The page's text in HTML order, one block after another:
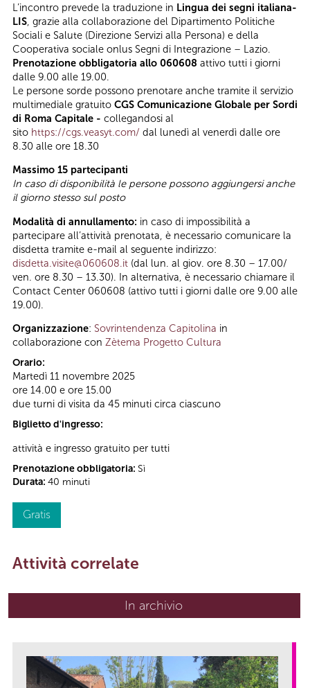
L’incontro prevede la traduzione in Lingua dei segni italiana-
LIS, grazie alla collaborazione del Dipartimento Politiche
Sociali e Salute (Direzione Servizi alla Persona) e della
Cooperativa sociale onlus Segni di Integrazione – Lazio.
Prenotazione obbligatoria allo 060608 attivo tutti i giorni
dalle 9.00 alle 19.00.
Le persone sorde possono prenotare anche tramite il servizio
multimediale gratuito CGS Comunicazione Globale per Sordi
di Roma Capitale - collegandosi al
sito https://cgs.veasyt.com/ dal lunedì al venerdì dalle ore
8.30 alle ore 18.30
Massimo 15 partecipanti
In caso di disponibilità le persone possono aggiungersi anche
il giorno stesso sul posto
Modalità di annullamento: in caso di impossibilità a
partecipare all’attività prenotata, è necessario comunicare la
disdetta tramite e-mail al seguente indirizzo:
disdetta.visite@060608.it (dal lun. al giov. ore 8.30 – 17.00/
ven. ore 8.30 – 13.30). In alternativa, è necessario chiamare il
Contact Center 060608 (attivo tutti i giorni dalle ore 9.00 alle
19.00).
Organizzazione: Sovrintendenza Capitolina in
collaborazione con Zètema Progetto Cultura
Orario:
Martedì 11 novembre 2025
ore 14.00 e ore 15.00
due turni di visita da 45 minuti circa ciascuno
Biglietto d'ingresso:
attività e ingresso gratuito per tutti
Prenotazione obbligatoria: Sì
Durata: 40 minuti
Gratis
Attività correlate
In archivio